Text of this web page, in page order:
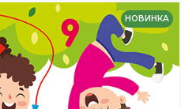
НОВИНКА